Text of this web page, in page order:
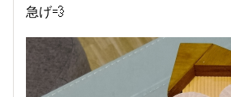
急げ💨